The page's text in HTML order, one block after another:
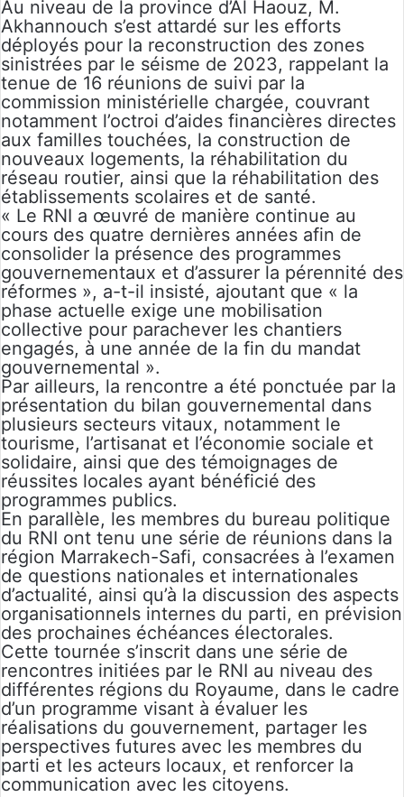
Au niveau de la province d’Al Haouz, M.
Akhannouch s’est attardé sur les efforts
déployés pour la reconstruction des zones
sinistrées par le séisme de 2023, rappelant la
tenue de 16 réunions de suivi par la
commission ministérielle chargée, couvrant
notamment l’octroi d’aides financières directes
aux familles touchées, la construction de
nouveaux logements, la réhabilitation du
réseau routier, ainsi que la réhabilitation des
établissements scolaires et de santé.
« Le RNI a œuvré de manière continue au
cours des quatre dernières années afin de
consolider la présence des programmes
gouvernementaux et d’assurer la pérennité des
réformes », a-t-il insisté, ajoutant que « la
phase actuelle exige une mobilisation
collective pour parachever les chantiers
engagés, à une année de la fin du mandat
gouvernemental ».
Par ailleurs, la rencontre a été ponctuée par la
présentation du bilan gouvernemental dans
plusieurs secteurs vitaux, notamment le
tourisme, l’artisanat et l’économie sociale et
solidaire, ainsi que des témoignages de
réussites locales ayant bénéficié des
programmes publics.
En parallèle, les membres du bureau politique
du RNI ont tenu une série de réunions dans la
région Marrakech-Safi, consacrées à l’examen
de questions nationales et internationales
d’actualité, ainsi qu’à la discussion des aspects
organisationnels internes du parti, en prévision
des prochaines échéances électorales.
Cette tournée s’inscrit dans une série de
rencontres initiées par le RNI au niveau des
différentes régions du Royaume, dans le cadre
d’un programme visant à évaluer les
réalisations du gouvernement, partager les
perspectives futures avec les membres du
parti et les acteurs locaux, et renforcer la
communication avec les citoyens.